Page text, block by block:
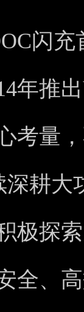
闪
年推
考量
深耕
极探
全、